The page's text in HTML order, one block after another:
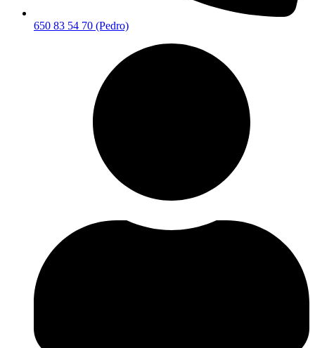
650 83 54 70 (Pedro)